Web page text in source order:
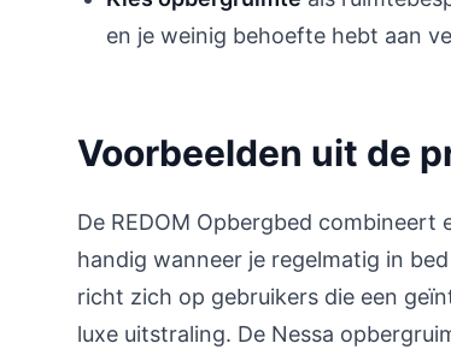
en je weinig behoefte hebt aan
Voorbeelden uit de
De REDOM Opbergbed
handig wanneer je regelmatig in
richt zich op gebruikers die een
luxe uitstraling. De Nessa